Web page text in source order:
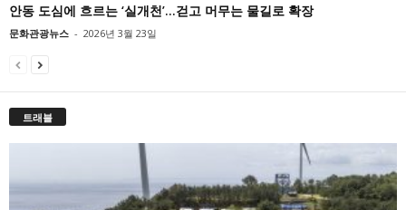
안동 도심에 흐르는 ‘실개천’…걷고 머무는 물길로 확장
문화관광뉴스 - 2026년 3월 23일
트래블